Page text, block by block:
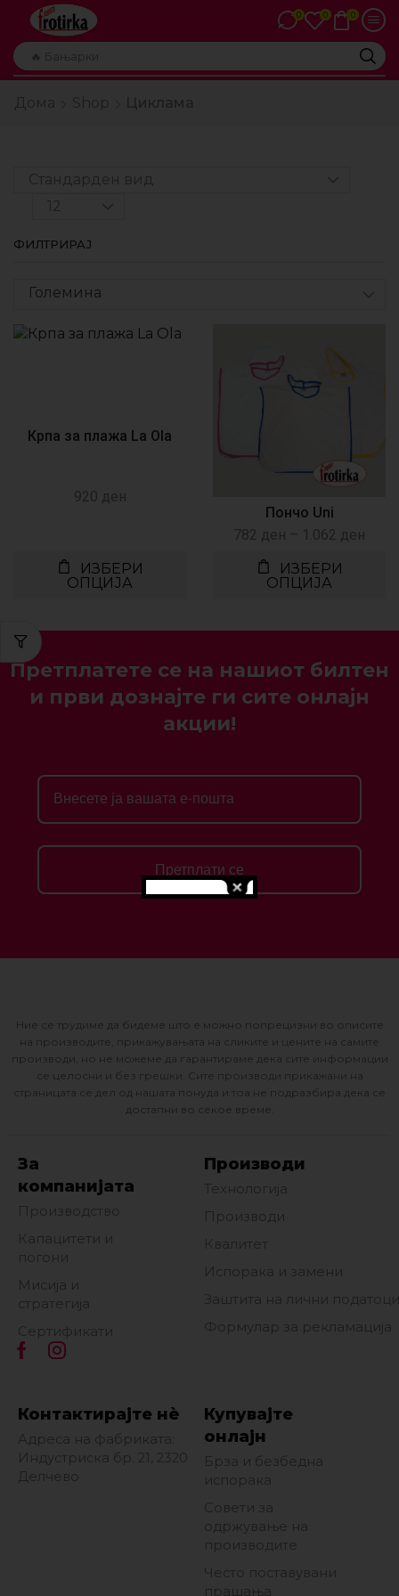
🔥 Бањарки
0 0 0
ФИЛТРИРАЈ
Големина
Крпа за плажа La Ola
920 ден
ИЗБЕРИ
ОПЦИЈА
Пончо Uni
782 ден – 1.062 ден
ИЗБЕРИ
ОПЦИЈА
Претплатете се на нашиот билтен
и први дознајте ги сите онлајн
акции!
Претплати се
Ние се трудиме да бидеме што е можно попрецизни во описите
на производите, прикажувањата на сликите и цените на самите
производи, но не можеме да гарантираме дека сите информации
се целосни и без грешки. Сите производи прикажани на
страницата се дел од нашата понуда и тоа не подразбира дека се
достапни во секое време.
За
компанијата
Производство
Капацитети и
погони
Мисија и
стратегија
Сертификати
Производи
Технологија
Производи
Квалитет
Испорака и замени
Заштита на лични податоци
Формулар за рекламација
Контактирајте нè
Адреса на фабриката:
Индустриска бр. 21, 2320
Делчево
Купувајте
онлајн
Брза и безбедна
испорака
Совети за
одржување на
производите
Често поставувани
прашања